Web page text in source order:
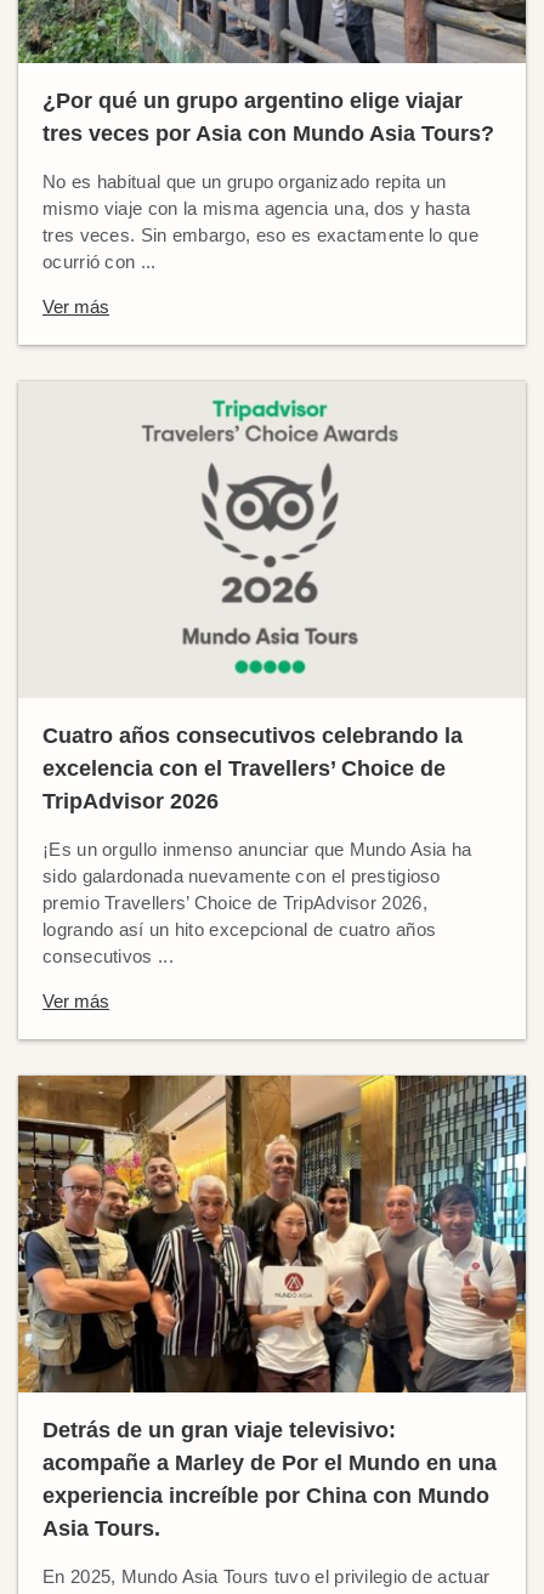
¿Por qué un grupo argentino elige viajar
tres veces por Asia con Mundo Asia Tours?
No es habitual que un grupo organizado repita un
mismo viaje con la misma agencia una, dos y hasta
tres veces. Sin embargo, eso es exactamente lo que
ocurrió con ...
Ver más
Cuatro años consecutivos celebrando la
excelencia con el Travellers’ Choice de
TripAdvisor 2026
¡Es un orgullo inmenso anunciar que Mundo Asia ha
sido galardonada nuevamente con el prestigioso
premio Travellers’ Choice de TripAdvisor 2026,
logrando así un hito excepcional de cuatro años
consecutivos ...
Ver más
Detrás de un gran viaje televisivo:
acompañe a Marley de Por el Mundo en una
experiencia increíble por China con Mundo
Asia Tours.
En 2025, Mundo Asia Tours tuvo el privilegio de actuar